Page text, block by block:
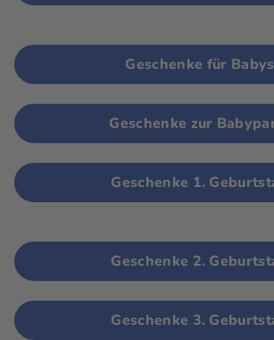
Geschenke für Babys
Geschenke zur
Geschenke 1.
Geschenke 2.
Geschenke 3.